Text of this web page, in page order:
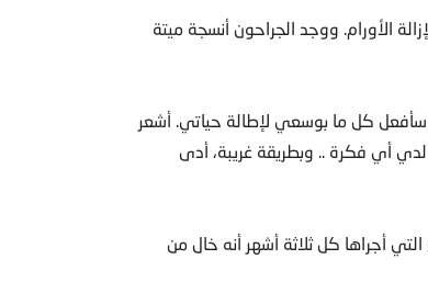
الأورام. ووجد الجراحون أنسجة ميتة
سأفعل كل ما بوسعي لإطالة حياتي. أشعر
أي فكرة .. وبطريقة غريبة، أدى
أجراها كل ثلاثة أشهر أنه خال من